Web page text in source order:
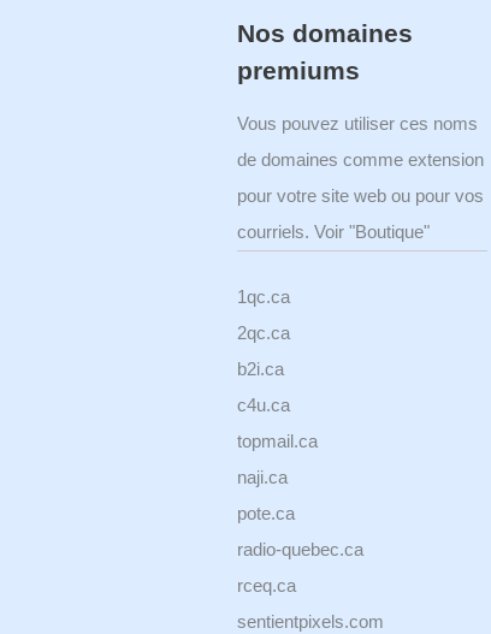
Nos domaines
premiums
Vous pouvez utiliser ces noms
de domaines comme extension
pour votre site web ou pour vos
courriels. Voir "Boutique"
1qc.ca
2qc.ca
b2i.ca
c4u.ca
topmail.ca
naji.ca
pote.ca
radio-quebec.ca
rceq.ca
sentientpixels.com